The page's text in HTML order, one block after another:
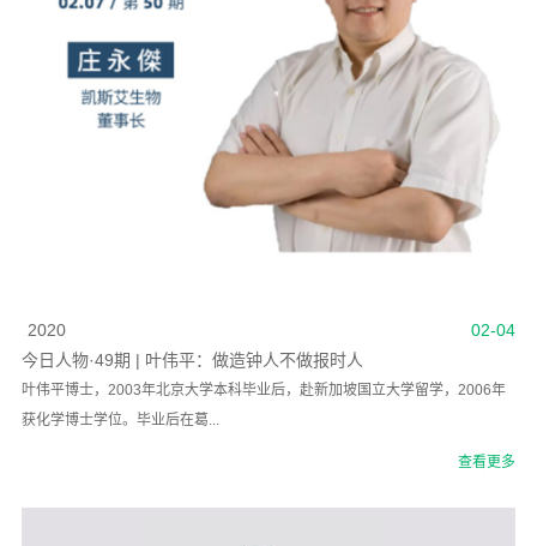
02-04
2020
今日人物·49期 | 叶伟平：做造钟人不做报时人
叶伟平博士，2003年北京大学本科毕业后，赴新加坡国立大学留学，2006年
获化学博士学位。毕业后在葛...
查看更多